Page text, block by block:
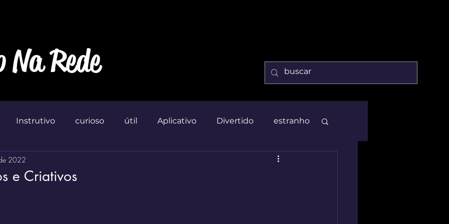
Rede
Instrutivo curioso útil Aplicativo Divertido estranho
Marketin'
e Criativos
2022
de 5 estrelas.